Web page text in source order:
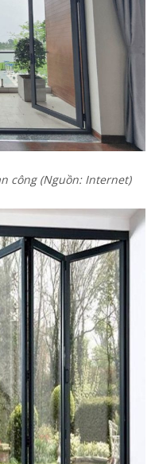
công(Nguồn: Internet)